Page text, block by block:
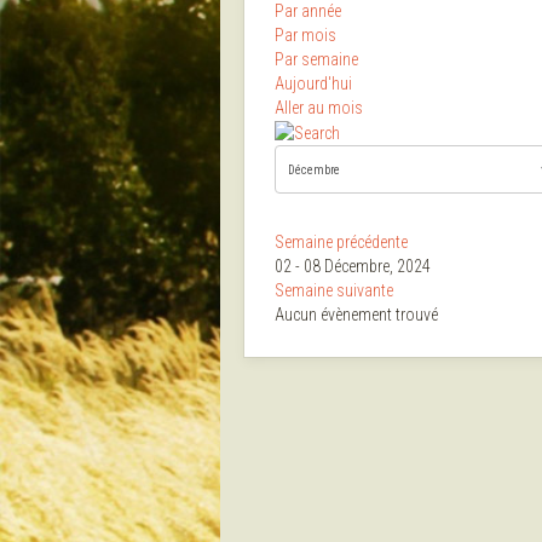
Par année
Par mois
Par semaine
Aujourd'hui
Aller au mois
Semaine précédente
02 - 08 Décembre, 2024
Semaine suivante
Aucun évènement trouvé